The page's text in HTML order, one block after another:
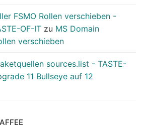
FSMO Rollen verschieben -
OF-IT zu MS Domain
verschieben
sources.list - TASTE-
11 Bullseye auf 12